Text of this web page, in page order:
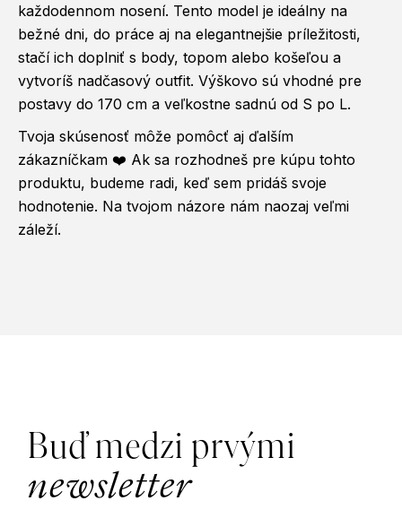
každodennom nosení. Tento model je ideálny na
bežné dni, do práce aj na elegantnejšie príležitosti,
stačí ich doplniť s body, topom alebo košeľou a
vytvoríš nadčasový outfit. Výškovo sú vhodné pre
postavy do 170 cm a veľkostne sadnú od S po L.
Tvoja skúsenosť môže pomôcť aj ďalším
zákazníčkam ❤️ Ak sa rozhodneš pre kúpu tohto
produktu, budeme radi, keď sem pridáš svoje
hodnotenie. Na tvojom názore nám naozaj veľmi
záleží.
Buď medzi prvými
newsletter